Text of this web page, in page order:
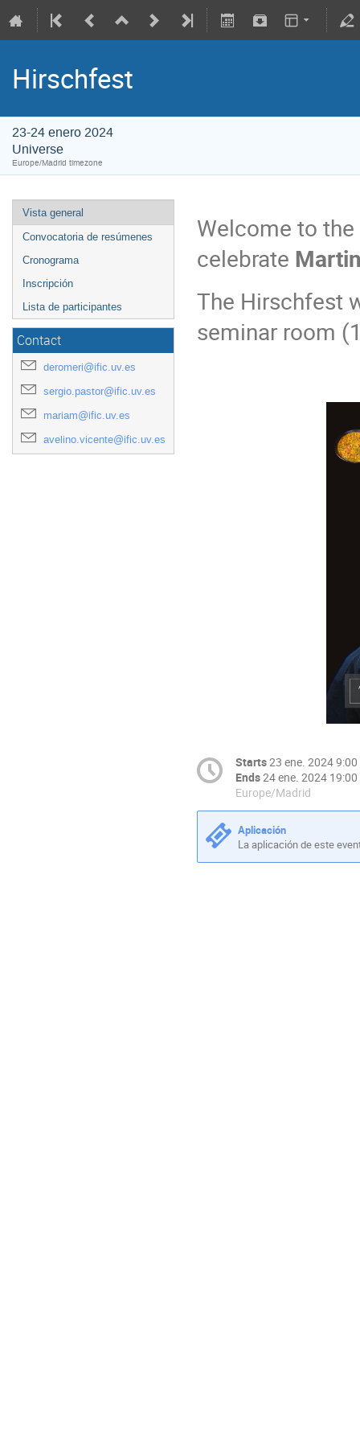
Hirschfest
23-24 enero 2024
Universe
Europe/Madrid timezone
Vista general
Convocatoria de resúmenes
Cronograma
Inscripción
Lista de participantes
Contact
deromeri@ific.uv.es
sergio.pastor@ific.uv.es
mariam@ific.uv.es
avelino.vicente@ific.uv.es
Welcome to
celebrate
The Hirschfest
seminar room
Starts23 ene. 2024 9:00
Ends24 ene. 2024 19:00
Europe/Madrid
Aplicación
La aplicación de este